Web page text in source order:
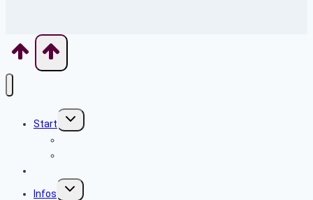
Start
Untermenü
umschalten
Infos
Untermenü
umschalten